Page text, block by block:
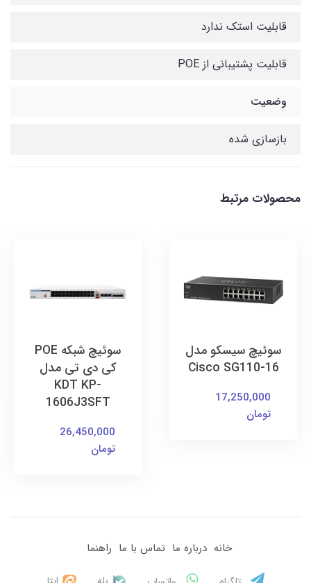
قابلیت استک ندارد
قابلیت پشتیبانی از POE
وضعیت
بازسازی شده
محصولات مرتبط
سوئیچ سیسکو مدل
Cisco SG110-16
17,250,000
تومان
سوئیچ شبکه POE
کی دی تی مدل
KDT KP-
1606J3SFT
26,450,000
تومان
خانه درباره ما تماس با ما راهنما